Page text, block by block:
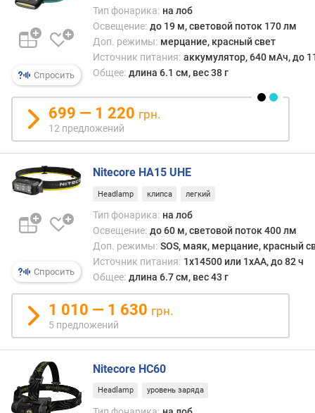
р
о
н
е
й
я
р
к
о
с
т
и
т
о
н
к
п
и
т
а
Спросить
Тип фонарика: на лоб
Освещение: до 19 м, световой поток 170 лм
Доп. режимы: мерцание, красный свет
Источник питания: аккумулятор, 640 мАч, до
Общее: длина 6.1 см, вес 38 г
699 — 1 220 грн.
12 предложений
Спросить
Nitecore HA15 UHE
Headlamp клипса легкий
Тип фонарика: на лоб
Освещение: до 60 м, световой поток 400 лм
Доп. режимы: SOS, маяк, мерцание, красный
Источник питания: 1x14500 или 1xAA, до 82 ч
Общее: длина 6.7 см, вес 43 г
1 010 — 1 630 грн.
5 предложений
Nitecore HC60
Headlamp уровень заряда